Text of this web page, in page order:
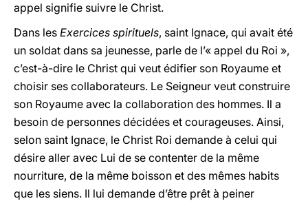
appel signifie suivre le Christ.
Dans les Exercices spirituels, saint Ignace, qui avait été
un soldat dans sa jeunesse, parle de l’« appel du Roi »,
c’est-à-dire le Christ qui veut édifier son Royaume et
choisir ses collaborateurs. Le Seigneur veut construire
son Royaume avec la collaboration des hommes. Il a
besoin de personnes décidées et courageuses. Ainsi,
selon saint Ignace, le Christ Roi demande à celui qui
désire aller avec Lui de se contenter de la même
nourriture, de la même boisson et des mêmes habits
que les siens. Il lui demande d’être prêt à peiner